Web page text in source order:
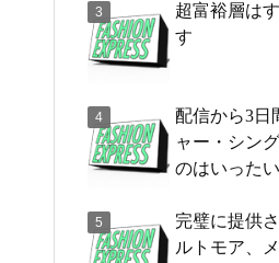
超富裕層は
す
配信から3日
ャー・シン
のはいった
完璧に提供
ルトモア、